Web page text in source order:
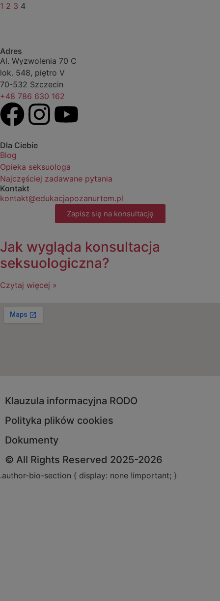
1 2 3 4
Adres
Al. Wyzwolenia 70 C
lok. 548, piętro V
70-532 Szczecin
+48 786 630 162
Dla Ciebie
Blog
Opieka seksuologa
Najczęściej zadawane pytania
Kontakt
kontakt@edukacjapozanurtem.pl
Zapisz się na konsultację
Jak wygląda konsultacja
seksuologiczna?
Czytaj więcej »
Klauzula informacyjna RODO
Polityka plików cookies
Dokumenty
© All Rights Reserved 2025-2026
.author-bio-section { display: none !important; }